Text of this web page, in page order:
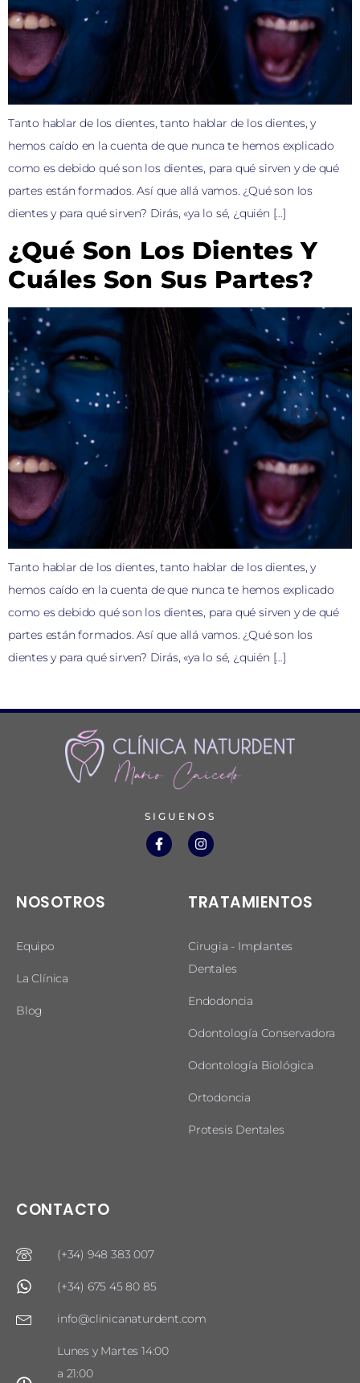
Tanto hablar de los dientes, tanto hablar de los dientes, y
hemos caído en la cuenta de que nunca te hemos explicado
como es debido qué son los dientes, para qué sirven y de qué
partes están formados. Así que allá vamos. ¿Qué son los
dientes y para qué sirven? Dirás, «ya lo sé, ¿quién […]
¿Qué Son Los Dientes Y
Cuáles Son Sus Partes?
Tanto hablar de los dientes, tanto hablar de los dientes, y
hemos caído en la cuenta de que nunca te hemos explicado
como es debido qué son los dientes, para qué sirven y de qué
partes están formados. Así que allá vamos. ¿Qué son los
dientes y para qué sirven? Dirás, «ya lo sé, ¿quién […]
SIGUENOS
NOSOTROS
Equipo
La Clínica
Blog
TRATAMIENTOS
Cirugia - Implantes
Dentales
Endodoncia
Odontología Conservadora
Odontología Biológica
Ortodoncia
Protesis Dentales
CONTACTO
(+34) 948 383 007
(+34) 675 45 80 85
info@clinicanaturdent.com
Lunes y Martes 14:00
a 21:00